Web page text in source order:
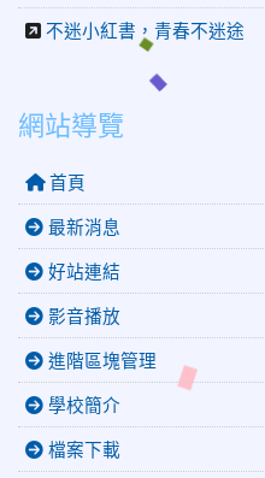
不迷小紅書，青春不迷途
網站導覽
首頁
最新消息
好站連結
影音播放
進階區塊管理
學校簡介
檔案下載